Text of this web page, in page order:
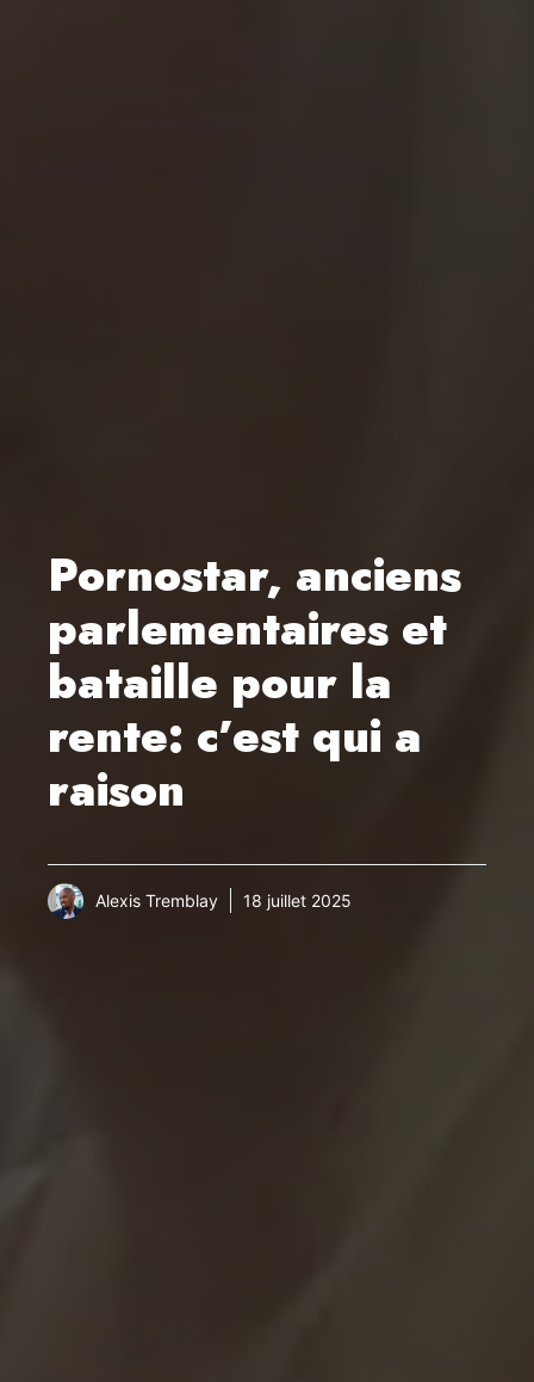
Pornostar, anciens
parlementaires et
bataille pour la
rente: c’est qui a
raison
Alexis Tremblay 18 juillet 2025